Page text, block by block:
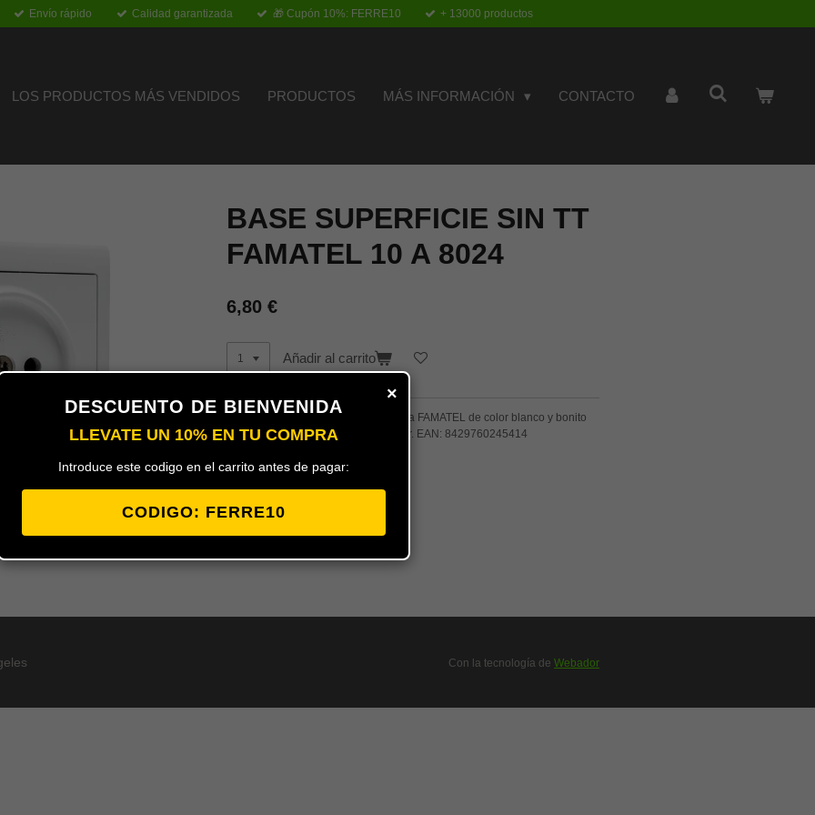
Envío rápido Calidad garantizada 🎁 Cupón 10%: FERRE10 + 13000 productos
LOS PRODUCTOS MÁS VENDIDOS PRODUCTOS MÁS INFORMACIÓN CONTACTO
BASE SUPERFICIE SIN TT
FAMATEL 10 A 8024
6,80 €
Añadir al carrito
Base de superficie sin T/T de la marca FAMATEL de color blanco y bonito
diseño de 10 Amperios para atornillar. EAN: 8429760245414
Con la tecnología de Webador
×
DESCUENTO DE BIENVENIDA
LLEVATE UN 10% EN TU COMPRA
Introduce este codigo en el carrito antes de pagar:
CODIGO: FERRE10